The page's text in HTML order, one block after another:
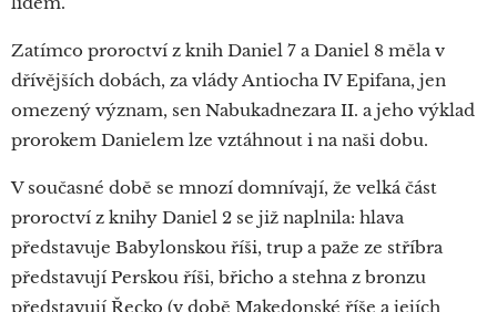
Zatímco proroctví z knih Daniel 7 a Daniel 8 měla v
dřívějších dobách, za vlády Antiocha IV Epifana, jen
omezený význam, sen Nabukadnezara II. a jeho výklad
prorokem Danielem lze vztáhnout i na naši dobu.
V současné době se mnozí domnívají, že velká část
proroctví z knihy Daniel 2 se již naplnila: hlava
představuje Babylonskou říši, trup a paže ze stříbra
představují Perskou říši, břicho a stehna z bronzu
představují Řecko (v době Makedonské říše a jejích